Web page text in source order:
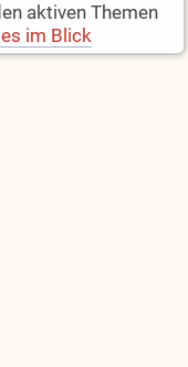
aktiven Themen
im Blick